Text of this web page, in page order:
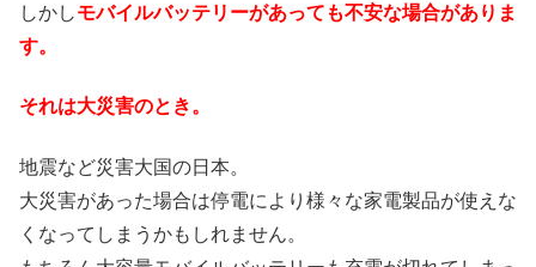
しかしモバイルバッテリーがあっても不安な場合がありま
す。
それは大災害のとき。
地震など災害大国の日本。
大災害があった場合は停電により様々な家電製品が使えな
くなってしまうかもしれません。